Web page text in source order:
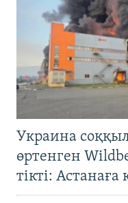
Украина
өртенген
тікті: Астанаға